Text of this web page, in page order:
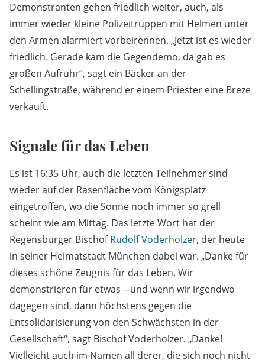
Demonstranten gehen friedlich weiter, auch, als
immer wieder kleine Polizeitruppen mit Helmen unter
den Armen alarmiert vorbeirennen. „Jetzt ist es wieder
friedlich. Gerade kam die Gegendemo, da gab es
großen Aufruhr“, sagt ein Bäcker an der
Schellingstraße, während er einem Priester eine Breze
verkauft.
Signale für das Leben
Es ist 16:35 Uhr, auch die letzten Teilnehmer sind
wieder auf der Rasenfläche vom Königsplatz
eingetroffen, wo die Sonne noch immer so grell
scheint wie am Mittag. Das letzte Wort hat der
Regensburger BischofRudolf Voderholzer, der heute
in seiner Heimatstadt München dabei war. „Danke für
dieses schöne Zeugnis für das Leben. Wir
demonstrieren für etwas – und wenn wir irgendwo
dagegen sind, dann höchstens gegen die
Entsolidarisierung von den Schwächsten in der
Gesellschaft“, sagt Bischof Voderholzer. „Danke!
Vielleicht auch im Namen all derer, die sich noch nicht